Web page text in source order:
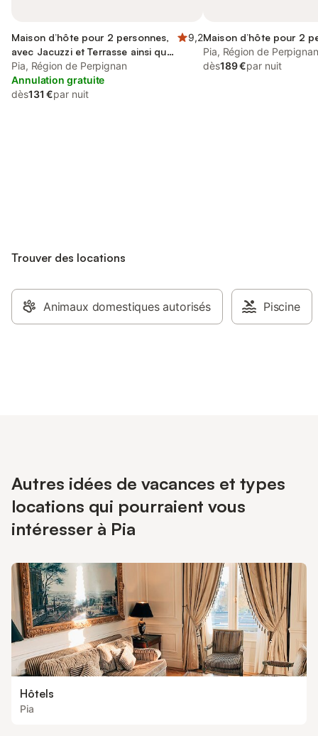
Maison d’hôte pour 2 personnes,
avec Jacuzzi et Terrasse ainsi que
Jardin et Piscine
9,2
Pia, Région de Perpignan
Annulation gratuite
dès131 €par nuit
Maison d’hôte pour 2
Pia, Région de Perpignan
dès189 €par nuit
Trouver des locations
Animaux domestiques autorisés Piscine
Autres idées de vacances et types
locations qui pourraient vous
intéresser à Pia
Hôtels
Pia